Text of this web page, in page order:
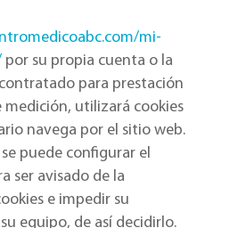
mi-
por su propia cuenta o la
para prestación
medición, utilizará cookies
navega por el sitio web.
puede configurar el
ser avisado de la
e impedir su
equipo, de así decidirlo.